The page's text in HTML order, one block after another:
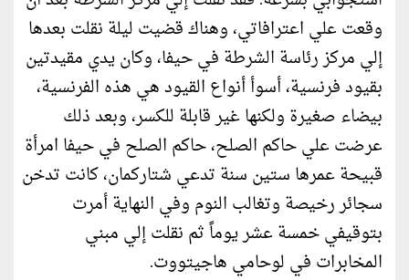
وقعت علي اعترافاتي، وهناك قضيت ليلة نقلت بعدها
إلي مركز رئاسة الشرطة في حيفا، وكان يدي مقيدتين
بقيود فرنسية، أسوأ أنواع القيود هي هذه الفرنسية،
بيضاء صغيرة ولكنها غير قابلة للكسر، وبعد ذلك
عرضت علي حاكم الصلح، حاكم الصلح في حيفا امرأة
قبيحة عمرها ستين سنة تدعي شتاركمان، كانت تدخن
سجائر رخيصة وتغالب النوم وفي النهاية أمرت
بتوقيفي خمسة عشر يوماً ثم نقلت إلي مبني
المخابرات في لوحامي هاجيتووت.